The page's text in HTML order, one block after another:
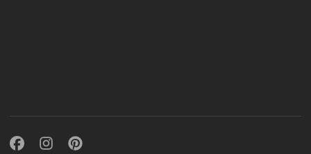
FacebookInstagramPinterest